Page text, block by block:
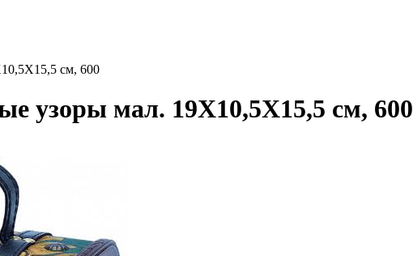
см, 600
узоры мал. 19X10,5X15,5 см, 600